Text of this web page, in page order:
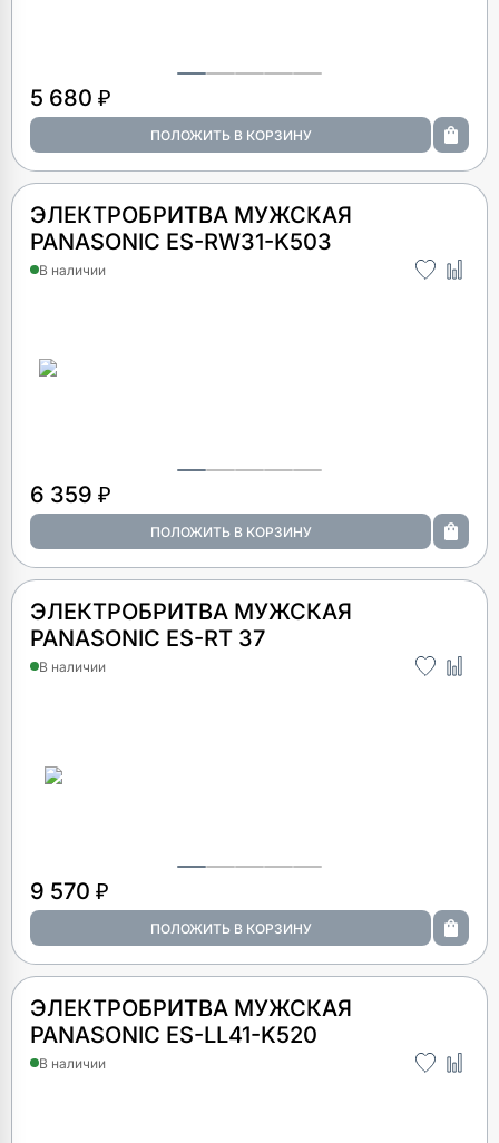
5 680 ₽
ЭЛЕКТРОБРИТВА МУЖСКАЯ
PANASONIC ES-RW31-K503
В наличии
6 359 ₽
ЭЛЕКТРОБРИТВА МУЖСКАЯ
PANASONIC ES-RT 37
В наличии
9 570 ₽
ЭЛЕКТРОБРИТВА МУЖСКАЯ
PANASONIC ES-LL41-K520
В наличии